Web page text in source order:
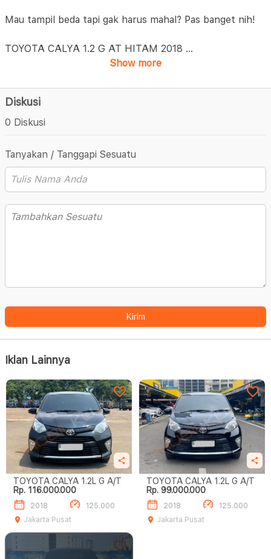
Mau tampil beda tapi gak harus mahal? Pas banget nih!
TOYOTA CALYA 1.2 G AT HITAM 2018 ...
Show more
Diskusi
0 Diskusi
Tanyakan / Tanggapi Sesuatu
Kirim
Iklan Lainnya
TOYOTA CALYA 1.2L G A/T
Rp. 116.000.000
2018
125.000
Jakarta Pusat
TOYOTA CALYA 1.2L G A/T
Rp. 99.000.000
2018
125.000
Jakarta Pusat